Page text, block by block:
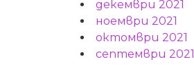
декември 2021
ноември 2021
октомври 2021
септември 2021